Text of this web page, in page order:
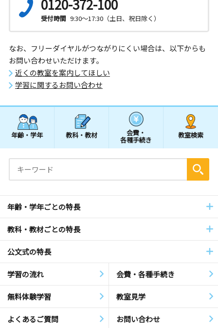
0120-372-100
受付時間 9:30～17:30（土日、祝日除く）
なお、フリーダイヤルがつながりにくい場合は、以下からも
お問い合わせいただけます。
近くの教室を案内してほしい
学習に関するお問い合わせ
年齢・学年 教科・教材 会費・
各種手続き
教室検索
年齢・学年ごとの特長
教科・教材ごとの特長
公文式の特長
学習の流れ 会費・各種手続き
無料体験学習 教室見学
よくあるご質問 お問い合わせ